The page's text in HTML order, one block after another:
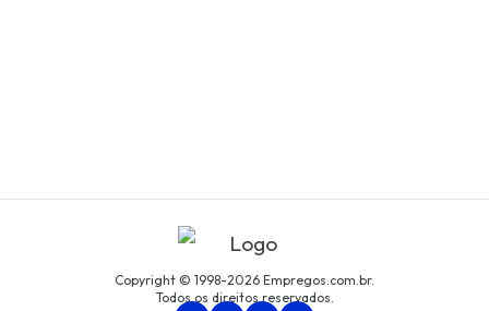
Copyright © 1998-2026 Empregos.com.br.
Todos os direitos reservados.